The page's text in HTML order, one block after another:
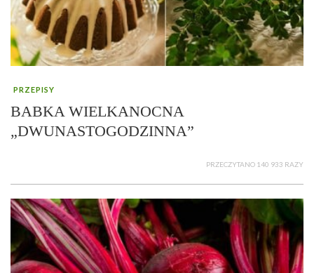
PRZEPISY
BABKA WIELKANOCNA
„DWUNASTOGODZINNA”
PRZECZYTANO 140 933 RAZY